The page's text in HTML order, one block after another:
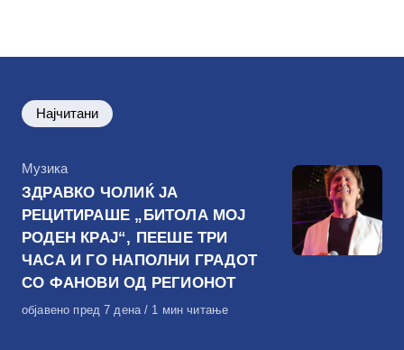
Најчитани
КАтегорија
Музика
ЗДРАВКО ЧОЛИЌ ЈА
РЕЦИТИРАШЕ „БИТОЛА МОЈ
РОДЕН КРАЈ“, ПЕЕШЕ ТРИ
ЧАСА И ГО НАПОЛНИ ГРАДОТ
СО ФАНОВИ ОД РЕГИОНОТ
Објавено
објавено пред 7 дена 1 мин читање